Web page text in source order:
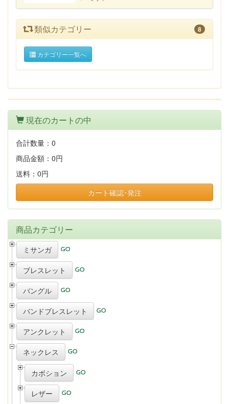
類似カテゴリー 8
カテゴリー一覧へ
現在のカートの中
合計数量： 0
商品金額： 0円
送料： 0円
カート確認･発注
商品カテゴリー
ミサンガ
ブレスレット
バングル
バンドブレスレット
アンクレット
ネックレス
カボション
レザー